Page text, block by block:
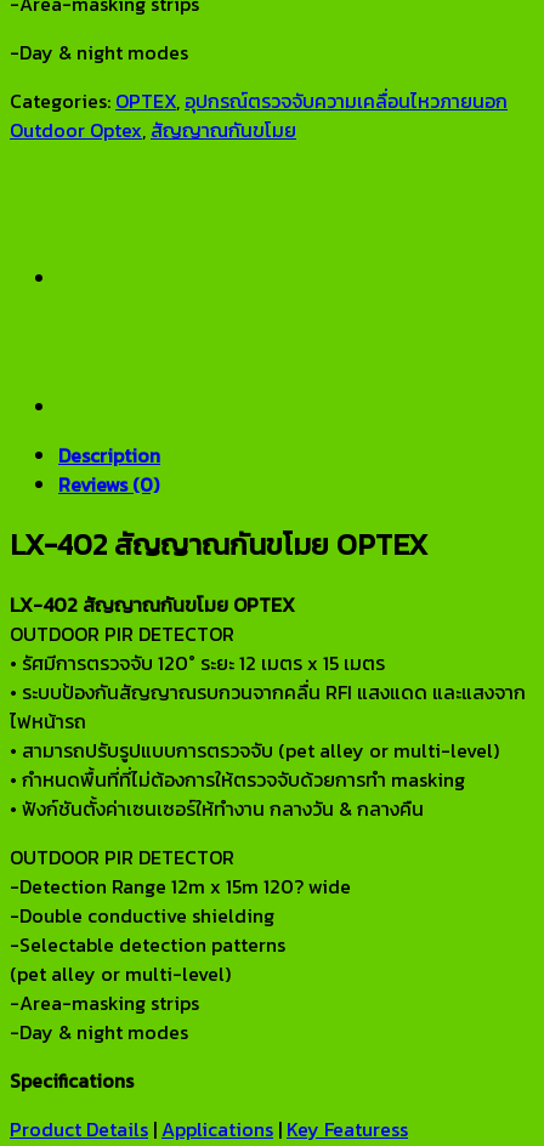
-Day & night modes
Categories: OPTEX, อุปกรณ์ตรวจจับความเคลื่อนไหวภายนอก
Outdoor Optex, สัญญาณกันขโมย
Description
Reviews (0)
LX-402 สัญญาณกันขโมย OPTEX
LX-402 สัญญาณกันขโมย OPTEX
OUTDOOR PIR DETECTOR
• รัศมีการตรวจจับ 120° ระยะ 12 เมตร x 15 เมตร
• ระบบป้องกันสัญญาณรบกวนจากคลื่น RFI แสงแดด และแสงจาก
ไฟหน้ารถ
• สามารถปรับรูปแบบการตรวจจับ (pet alley or multi-level)
• กำหนดพื้นที่ที่ไม่ต้องการให้ตรวจจับด้วยการทำ masking
• ฟังก์ชันตั้งค่าเซนเซอร์ให้ทำงาน กลางวัน & กลางคืน
OUTDOOR PIR DETECTOR
-Detection Range 12m x 15m 120? wide
-Double conductive shielding
-Selectable detection patterns
(pet alley or multi-level)
-Area-masking strips
-Day & night modes
Specifications
Product Details |Applications | Key Featuress